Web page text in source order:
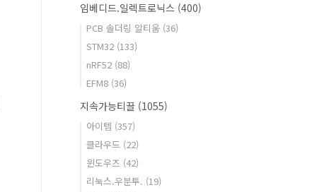
임베디드.일렉트로닉스 (400)
PCB 솔더링 알티움 (36)
STM32 (133)
nRF52 (88)
EFM8 (36)
지속가능티끌 (1055)
아이템 (357)
클라우드 (22)
윈도우즈 (42)
리눅스.우분투. (19)